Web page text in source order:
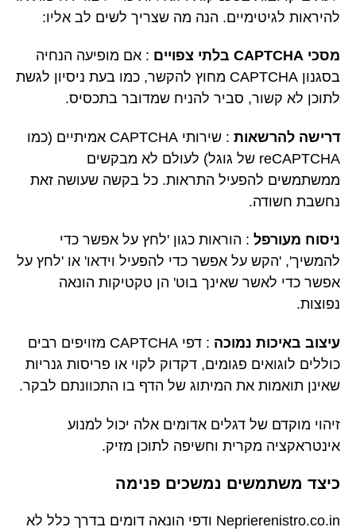
להיראות לגיטימיים. הנה מה שצריך לשים לב אליו:
מסכי CAPTCHA בלתי צפויים
: אם מופיעה הנחיה
בסגנון CAPTCHA מחוץ להקשר, כמו בעת ניסיון לגשת
לתוכן לא קשור, סביר להניח שמדובר בתכסיס.
דרישה להרשאות
: שירותי CAPTCHA אמיתיים (כמו
reCAPTCHA של גוגל) לעולם לא מבקשים
ממשתמשים להפעיל התראות. כל בקשה שעושה זאת
נחשבת חשודה.
ניסוח מעורפל : הוראות כגון 'לחץ על אפשר כדי
להמשיך', 'הקש על אפשר כדי להפעיל וידאו' או 'לחץ על
אפשר כדי לאשר שאינך בוט' הן טקטיקות הונאה
נפוצות.
עיצוב באיכות נמוכה
: דפי CAPTCHA מזויפים רבים
כוללים לוגואים פגומים, דקדוק לקוי או פריסות גנריות
שאינן תואמות את המיתוג של הדף בו התכוונתם לבקר.
זיהוי מוקדם של דגלים אדומים אלה יכול למנוע
אינטראקציה מקרית וחשיפה לתוכן מזיק.
כיצד משתמשים נמשכים פנימה
Neprierenistro.co.in ודפי הונאה דומים בדרך כלל לא